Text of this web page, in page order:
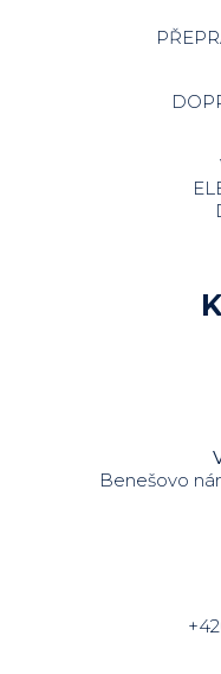
Benešovo